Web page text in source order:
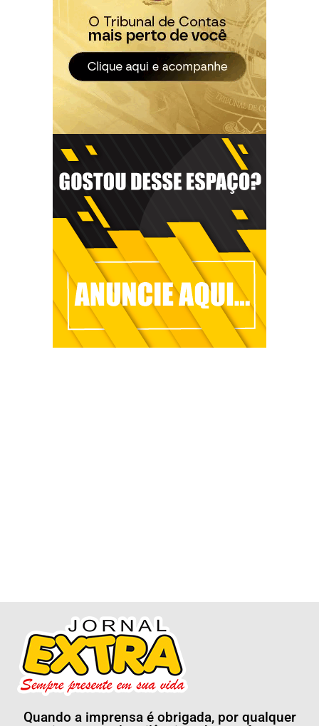
Quando a imprensa é obrigada, por qualquer